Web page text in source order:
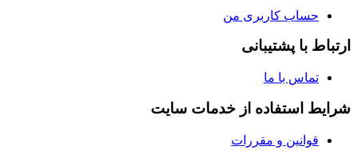
حساب کاربری من
ارتباط با پشتیبانی
تماس با ما
شرایط استفاده از خدمات سایت
قوانین و مقررات